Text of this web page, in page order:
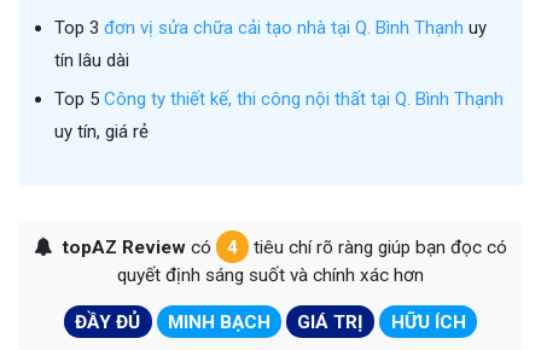
Top 3 đơn vị sửa chữa cải tạo nhà tại Q. Bình Thạnh uy
tín lâu dài
Top 5 Công ty thiết kế, thi công nội thất tại Q. Bình Thạnh
uy tín, giá rẻ
topAZ Reviewcó 4
tiêu chí rõ ràng giúp bạn đọc có
quyết định sáng suốt và chính xác hơn
ĐẦY ĐỦ MINH BẠCH GIÁ TRỊ HỮU ÍCH